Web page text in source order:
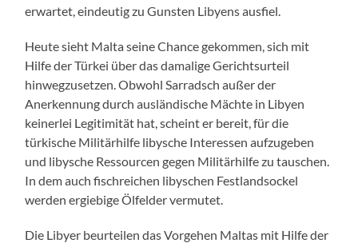
erwartet, eindeutig zu Gunsten Libyens ausfiel.
Heute sieht Malta seine Chance gekommen, sich mit
Hilfe der Türkei über das damalige Gerichtsurteil
hinwegzusetzen. Obwohl Sarradsch außer der
Anerkennung durch ausländische Mächte in Libyen
keinerlei Legitimität hat, scheint er bereit, für die
türkische Militärhilfe libysche Interessen aufzugeben
und libysche Ressourcen gegen Militärhilfe zu tauschen.
In dem auch fischreichen libyschen Festlandsockel
werden ergiebige Ölfelder vermutet.
Die Libyer beurteilen das Vorgehen Maltas mit Hilfe der